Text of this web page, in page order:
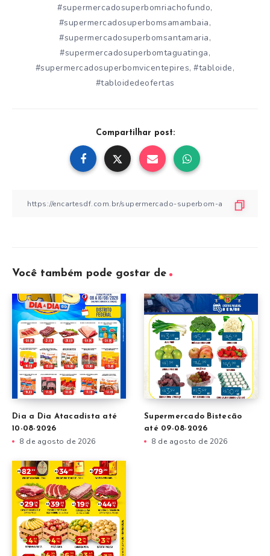
#supermercadosuperbomriachofundo,
#supermercadosuperbomsamambaia,
#supermercadosuperbomsantamaria,
#supermercadosuperbomtaguatinga,
#supermercadosuperbomvicentepires,#tabloide,
#tabloidedeofertas
Compartilhar post:
Você também pode gostar de
Dia a Dia Atacadista até
10-08-2026
8 de agosto de 2026
Supermercado Bistecão
até 09-08-2026
8 de agosto de 2026